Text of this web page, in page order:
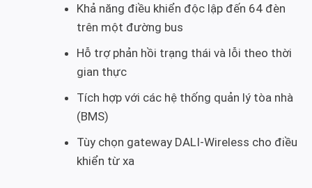
Khả năng điều khiển độc lập đến 64 đèn
trên một đường bus
Hỗ trợ phản hồi trạng thái và lỗi theo thời
gian thực
Tích hợp với các hệ thống quản lý tòa nhà
(BMS)
Tùy chọn gateway DALI-Wireless cho điều
khiển từ xa